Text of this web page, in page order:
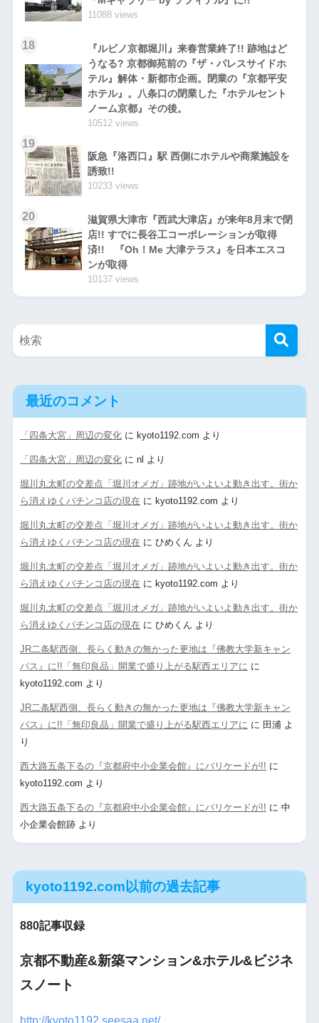
11088 views
18
『ルビノ京都堀川』来春営業終了!! 跡地はど
うなる? 京都御苑前の『ザ・パレスサイドホ
テル』解体・新都市企画。閉業の『京都平安
ホテル』。八条口の閉業した『ホテルセント
ノーム京都』その後。
10512 views
19
阪急『洛西口』駅 西側にホテルや商業施設を
誘致!!
10233 views
20
滋賀県大津市『西武大津店』が来年8月末で閉
店!! すでに長谷工コーポレーションが取得
済!! 『Oh！Me 大津テラス』を日本エスコ
ンが取得
10137 views
最近のコメント
「四条大宮」周辺の変化に kyoto1192.com より
「四条大宮」周辺の変化に nl より
堀川丸太町の交差点「堀川オメガ」跡地がいよいよ動き出す。街か
ら消えゆくパチンコ店の現在 に kyoto1192.com より
堀川丸太町の交差点「堀川オメガ」跡地がいよいよ動き出す。街か
ら消えゆくパチンコ店の現在 に ひめくん より
堀川丸太町の交差点「堀川オメガ」跡地がいよいよ動き出す。街か
ら消えゆくパチンコ店の現在 に kyoto1192.com より
堀川丸太町の交差点「堀川オメガ」跡地がいよいよ動き出す。街か
ら消えゆくパチンコ店の現在 に ひめくん より
JR二条駅西側、長らく動きの無かった更地は『佛教大学新キャン
パス』に!!「無印良品」開業で盛り上がる駅西エリアに に
kyoto1192.com より
JR二条駅西側、長らく動きの無かった更地は『佛教大学新キャン
パス』に!!「無印良品」開業で盛り上がる駅西エリアに に 田浦よ
り
西大路五条下るの『京都府中小企業会館』にバリケードが!! に
kyoto1192.com より
西大路五条下るの『京都府中小企業会館』にバリケードが!! に 中
小企業会館跡より
kyoto1192.com以前の過去記事
880記事収録
京都不動産&新築マンション&ホテル&ビジネ
スノート